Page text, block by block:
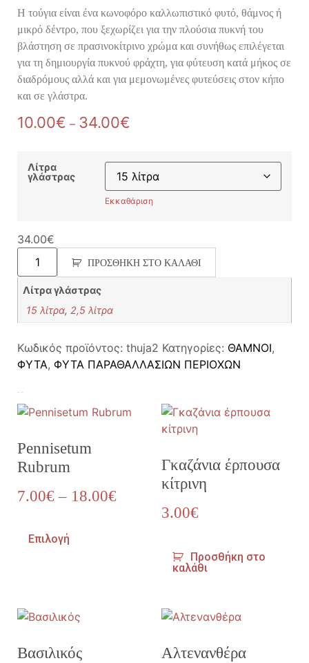
Η τούγια είναι ένα κωνοφόρο καλλωπιστικό φυτό, θάμνος ή
μικρό δέντρο, που ξεχωρίζει για την πλούσια πυκνή του
βλάστηση σε πρασινοκίτρινο χρώμα και συνήθως επιλέγεται
για τη δημιουργία πυκνού φράχτη, για φύτευση κατά μήκος σε
διαδρόμους αλλά και για μεμονωμένες φυτεύσεις στον κήπο
και σε γλάστρα.
10.00€ – 34.00€
Λίτρα
γλάστρας
Εκκαθάριση
34.00€
ΠΡΟΣΘΉΚΗ ΣΤΟ ΚΑΛΆΘΙ
Λίτρα γλάστρας
15 λίτρα, 2,5 λίτρα
Κωδικός προϊόντος: thuja2 Κατηγορίες: ΘΑΜΝΟΙ,
ΦΥΤΑ, ΦΥΤΑ ΠΑΡΑΘΑΛΛΑΣΙΩΝ ΠΕΡΙΟΧΩΝ
Pennisetum
Rubrum
7.00€ – 18.00€
Επιλογή
Γκαζάνια έρπουσα
κίτρινη
3.00€
Προσθήκη στο
καλάθι
Βασιλικός
Αλτενανθέρα